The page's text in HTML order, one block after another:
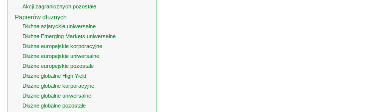
Akcji zagranicznych pozostałe
Papierów dłużnych
Dłużne azjatyckie uniwersalne
Dłużne Emerging Markets uniwersalne
Dłużne europejskie korporacyjne
Dłużne europejskie uniwersalne
Dłużne europejskie pozostałe
Dłużne globalne High Yield
Dłużne globalne korporacyjne
Dłużne globalne uniwersalne
Dłużne globalne pozostałe